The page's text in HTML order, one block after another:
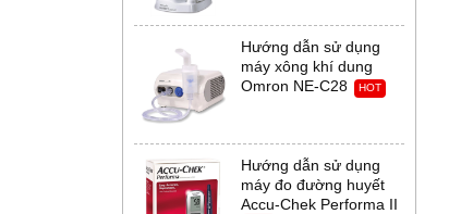
Hướng dẫn sử dụng
máy xông khí dung
Omron NE-C28
HOT
Hướng dẫn sử dụng
máy đo đường huyết
Accu-Chek Performa II